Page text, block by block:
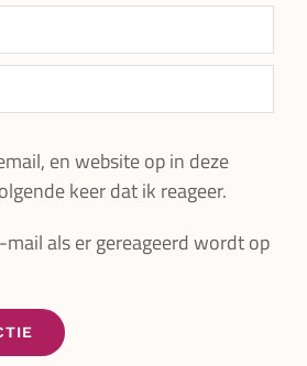
en website op in deze
keer dat ik reageer.
als er gereageerd wordt op